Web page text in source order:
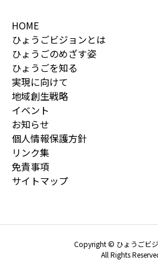
HOME
ひょうごビジョンとは
ひょうごのめざす姿
ひょうごを知る
実現に向けて
地域創生戦略
イベント
お知らせ
個人情報保護方針
リンク集
免責事項
サイトマップ
Copyright © ひょうごビ
All Rights